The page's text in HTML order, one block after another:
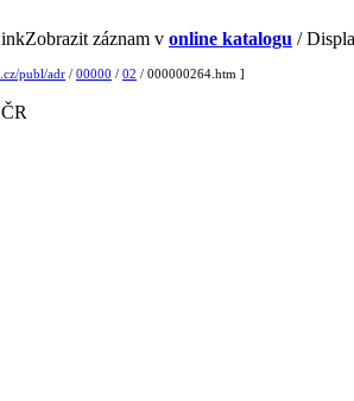
Zobrazit záznam v online katalogu /
publ/adr / 00000 / 02 / 000000264.htm ]